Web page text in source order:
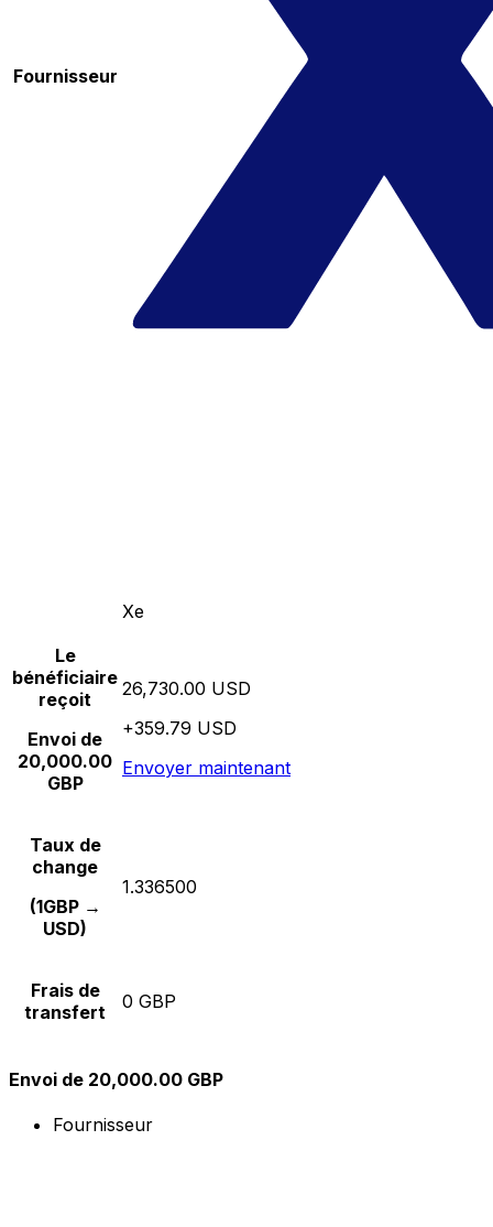
Fournisseur
Xe
Le
bénéficiaire
reçoit
Envoi de
20,000.00
GBP
26,730.00 USD
+359.79 USD
Envoyer maintenant
Taux de
change
(1GBP →
USD)
1.336500
Frais de
transfert
0 GBP
Envoi de 20,000.00 GBP
Fournisseur